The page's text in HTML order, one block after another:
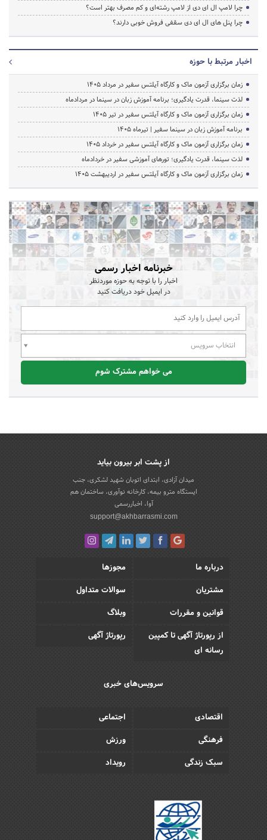
چرا لامپ ال ای دی از لامپ رشته‌ای و کم مصرف بهتر است؟
چرا پنل های ال ای دی سقفی فروش خوبی دارند؟
اخبار مرتبط با حوزه
زمان برگزاری آزمون ماک و کارگاه آیلتس سفیر در مرداد 1405
لذت سینما، قدرت یادگیری؛ برنامه آموزش زبان در سینما در مردادماه
زمان برگزاری آزمون ماک و کارگاه آیلتس سفیر در تیر 1405
برنامه آموزش زبان در سینما سفیر | تیرماه ۱۴۰۵
زمان برگزاری آزمون ماک و کارگاه آیلتس سفیر در خرداد 1405
لذت سینما، قدرت یادگیری؛ تورهای آموزشی سفیر در خردادماه
زمان برگزاری آزمون ماک و کارگاه آیلتس سفیر در اردیبهشت 1405
خبرنامه اخبار رسمی
اخبار را با توجه به حوزه موردنظر
در ایمیل خود دریافت کنید
انتخاب سرویس
می خواهم مشترک شوم
از پشت ابر بیرون بیاید
میدان آزادی، ابتدای اتوبان شهید لشکری، جنب
ایستگاه مترو بیمه، کارخانه نوآوری، ساختمان هم
آوا، اخباررسمی
support@akhbarrasmi.com
درباره ما
مجوزها
مشتریان
سوالات متداول
قوانین و مقررات
وبلاگ
از رپورتاژ آگهی تا کمپین
رسانه ای
رپورتاژ آگهی
سرویس‌های خبری
اقتصادی
اجتماعی
فرهنگی
ورزش
سبک زندگی
رویداد